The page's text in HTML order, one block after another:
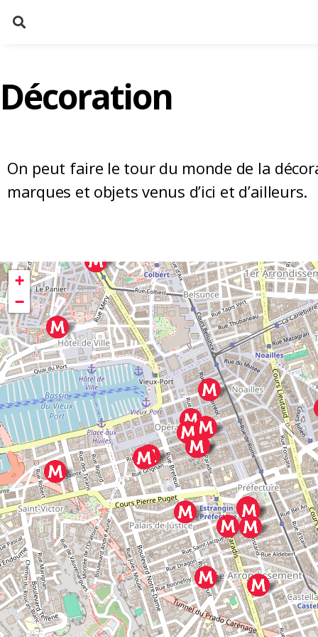
Décoration
On peut faire le tour du monde de la
marques et objets venus d’ici et d’ailleurs.
+
−